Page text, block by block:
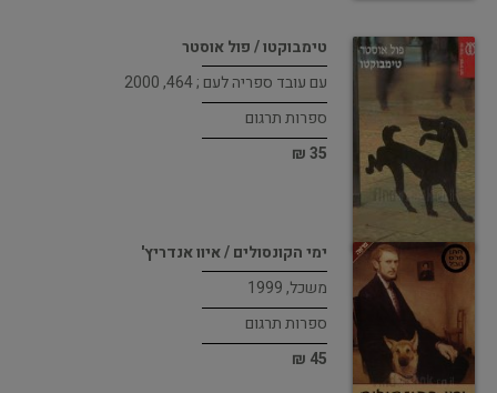
טימבוקטו / פול אוסטר
עם עובד ספריה לעם ; 464, 2000
ספרות תרגום
35 ₪
ימי הקונסולים / איוו אנדריץ'
משכל, 1999
ספרות תרגום
45 ₪